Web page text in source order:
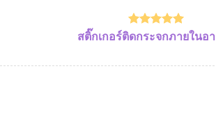
สติ๊กเกอร์ติดกระจกภายในอ